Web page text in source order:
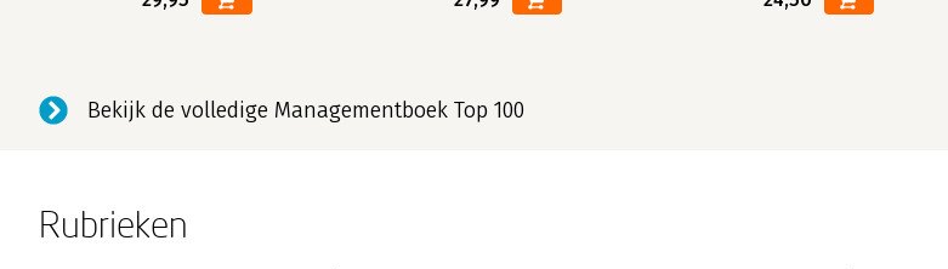
Bekijk de volledige Managementboek Top 100
Rubrieken